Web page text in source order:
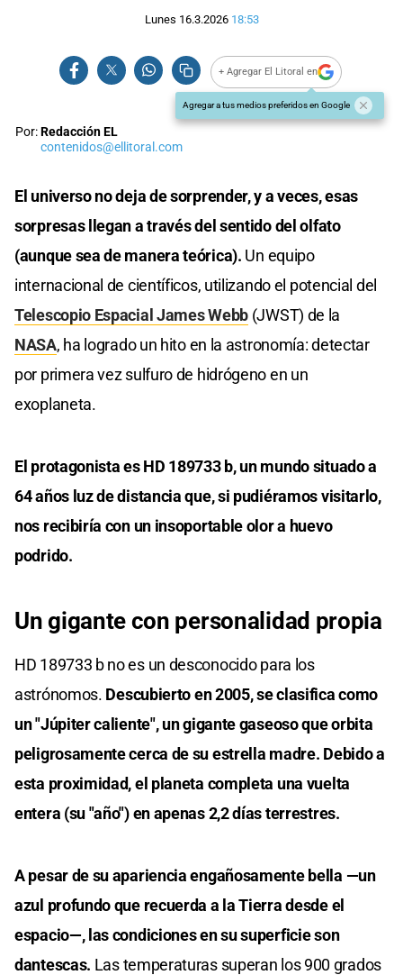
Lunes 16.3.2026 18:53
+ Agregar El Litoral en
Agregar a tus medios preferidos en Google
Por:Redacción EL
contenidos@ellitoral.com
El universo no deja de sorprender, y a veces, esas
sorpresas llegan a través del sentido del olfato
(aunque sea de manera teórica). Un equipo
internacional de científicos, utilizando el potencial del
Telescopio Espacial James Webb (JWST) de la
NASA, ha logrado un hito en la astronomía: detectar
por primera vez sulfuro de hidrógeno en un
exoplaneta.
El protagonista es HD 189733 b, un mundo situado a
64 años luz de distancia que, si pudiéramos visitarlo,
nos recibiría con un insoportable olor a huevo
podrido.
Un gigante con personalidad propia
HD 189733 b no es un desconocido para los
astrónomos. Descubierto en 2005, se clasifica como
un "Júpiter caliente", un gigante gaseoso que orbita
peligrosamente cerca de su estrella madre. Debido a
esta proximidad, el planeta completa una vuelta
entera (su "año") en apenas 2,2 días terrestres.
A pesar de su apariencia engañosamente bella —un
azul profundo que recuerda a la Tierra desde el
espacio—, las condiciones en su superficie son
dantescas. Las temperaturas superan los 900 grados